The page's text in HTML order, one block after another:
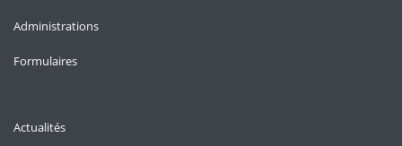
Administrations
Formulaires
Actualités